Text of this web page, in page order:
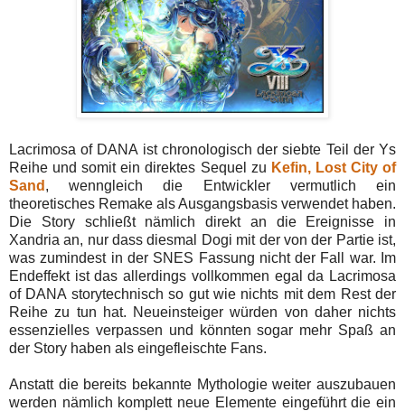
Lacrimosa of DANA ist chronologisch der siebte Teil der Ys
Reihe und somit ein direktes Sequel zu Kefin, Lost City of
Sand , wenngleich die Entwickler vermutlich ein
theoretisches Remake als Ausgangsbasis verwendet haben.
Die Story schließt nämlich direkt an die Ereignisse in
Xandria an, nur dass diesmal Dogi mit der von der Partie ist,
was zumindest in der SNES Fassung nicht der Fall war. Im
Endeffekt ist das allerdings vollkommen egal da Lacrimosa
of DANA storytechnisch so gut wie nichts mit dem Rest der
Reihe zu tun hat. Neueinsteiger würden von daher nichts
essenzielles verpassen und könnten sogar mehr Spaß an
der Story haben als eingefleischte Fans.
Anstatt die bereits bekannte Mythologie weiter auszubauen
werden nämlich komplett neue Elemente eingeführt die ein